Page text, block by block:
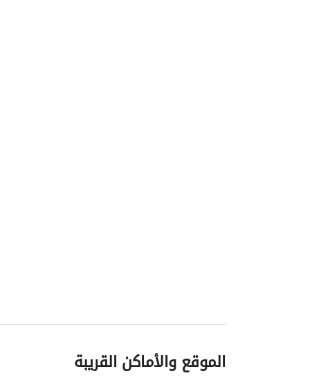
الموقع والأماكن القريبة